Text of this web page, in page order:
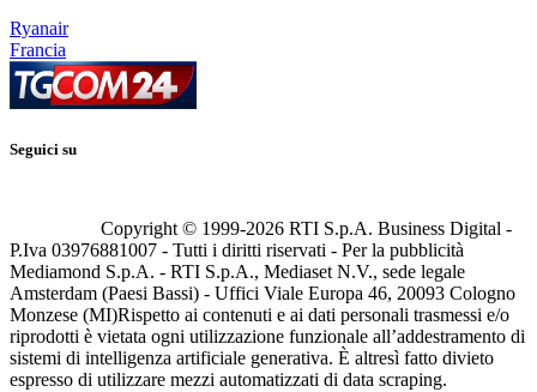
Ryanair
Francia
Seguici su
Copyright © 1999-2026 RTI S.p.A. Business Digital -
P.Iva 03976881007 - Tutti i diritti riservati - Per la pubblicità
Mediamond S.p.A. - RTI S.p.A., Mediaset N.V., sede legale
Amsterdam (Paesi Bassi) - Uffici Viale Europa 46, 20093 Cologno
Monzese (MI)Rispetto ai contenuti e ai dati personali trasmessi e/o
riprodotti è vietata ogni utilizzazione funzionale all’addestramento di
sistemi di intelligenza artificiale generativa. È altresì fatto divieto
espresso di utilizzare mezzi automatizzati di data scraping.